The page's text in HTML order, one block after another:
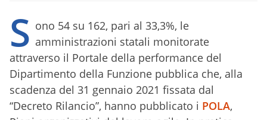
S ono 54 su 162, pari al 33,3%, le
amministrazioni statali monitorate
attraverso il Portale della performance del
Dipartimento della Funzione pubblica che, alla
scadenza del 31 gennaio 2021 fissata dal
“Decreto Rilancio”, hanno pubblicato i POLA,